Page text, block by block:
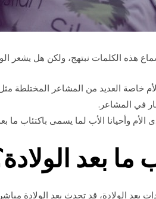
هذه الكلمات نبتهج، ولكن هل يشعر
خاصة العديد من المشاعر المختلطة مثل
في المشاعر.
الأم وأحيانا الأب لما يسمى باكتئاب ما
ما بعد
بعد الولادة، قد تحدث بعد الولادة